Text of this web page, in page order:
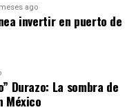
a explorar la
energía nuclear
pesar de las
seguridad que esto
ago
invertir en puerto de
Durazo: La sombra de
México